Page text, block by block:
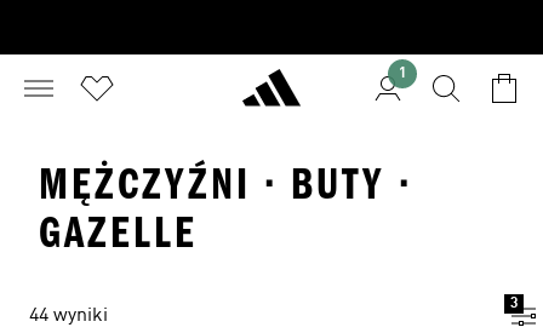
1
MĘŻCZYŹNI · BUTY ·
GAZELLE
44 wyniki
3